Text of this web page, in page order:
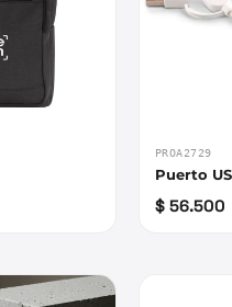
PROA2729
Puerto
$ 56.500